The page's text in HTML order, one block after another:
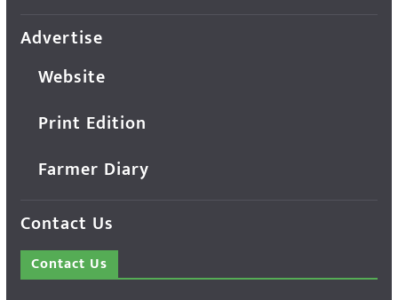
Advertise
Website
Print Edition
Farmer Diary
Contact Us
Contact Us